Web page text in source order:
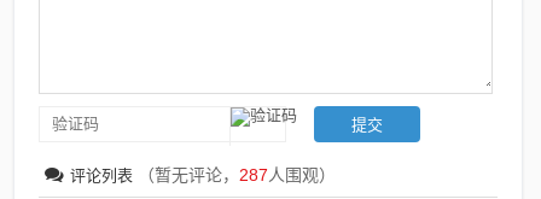
评论列表 （暂无评论， 287人围观）